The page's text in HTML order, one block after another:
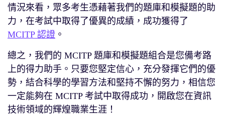
情況來看，眾多考生憑藉著我們的題庫和模擬題的助
力，在考試中取得了優異的成績，成功獲得了
MCITP 認證 。
總之，我們的 MCITP 題庫和模擬題組合是您備考路
上的得力助手。只要您堅定信心，充分發揮它們的優
勢，結合科學的學習方法和堅持不懈的努力，相信您
一定能夠在 MCITP 考試中取得成功，開啟您在資訊
技術領域的輝煌職業生涯！